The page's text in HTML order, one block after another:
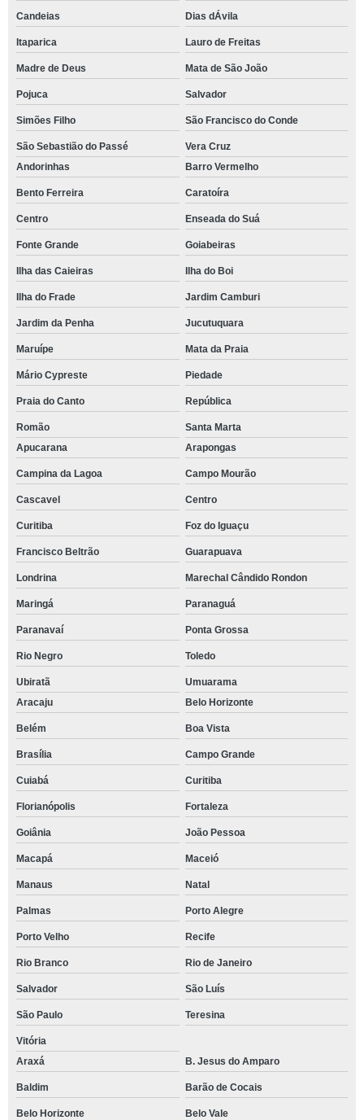
Candeias Dias dÁvila
Itaparica Lauro de Freitas
Madre de Deus Mata de São João
Pojuca Salvador
Simões Filho São Francisco do Conde
São Sebastião do Passé
Vera Cruz
Andorinhas
Barro Vermelho
Bento Ferreira Caratoíra
Centro Enseada do Suá
Fonte Grande Goiabeiras
Ilha das Caieiras Ilha do Boi
Ilha do Frade Jardim Camburi
Jardim da Penha Jucutuquara
Maruípe Mata da Praia
Mário Cypreste Piedade
Praia do Canto República
Romão
Santa Marta
Apucarana
Arapongas
Campina da Lagoa Campo Mourão
Cascavel Centro
Curitiba Foz do Iguaçu
Francisco Beltrão Guarapuava
Londrina Marechal Cândido Rondon
Maringá Paranaguá
Paranavaí Ponta Grossa
Rio Negro Toledo
Ubiratã
Umuarama
Aracaju
Belo Horizonte
Belém Boa Vista
Brasília Campo Grande
Cuiabá Curitiba
Florianópolis Fortaleza
Goiânia João Pessoa
Macapá Maceió
Manaus Natal
Palmas Porto Alegre
Porto Velho Recife
Rio Branco Rio de Janeiro
Salvador São Luís
São Paulo Teresina
Vitória
Araxá
B. Jesus do Amparo
Baldim Barão de Cocais
Belo Horizonte Belo Vale